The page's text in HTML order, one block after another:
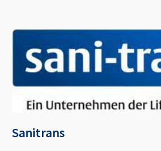
Sanitrans